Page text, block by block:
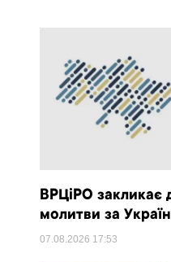
ВРЦіРО закликає
молитви за
07.08.2026 17:53